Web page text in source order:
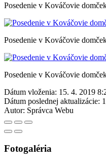
Posedenie v Kováčovie
Posedenie v Kováčovie
Posedenie v Kováčovie
Dátum vloženia: 15. 4. 2019
Dátum poslednej aktualizácie:
Autor: Správca Webu
Fotogaléria